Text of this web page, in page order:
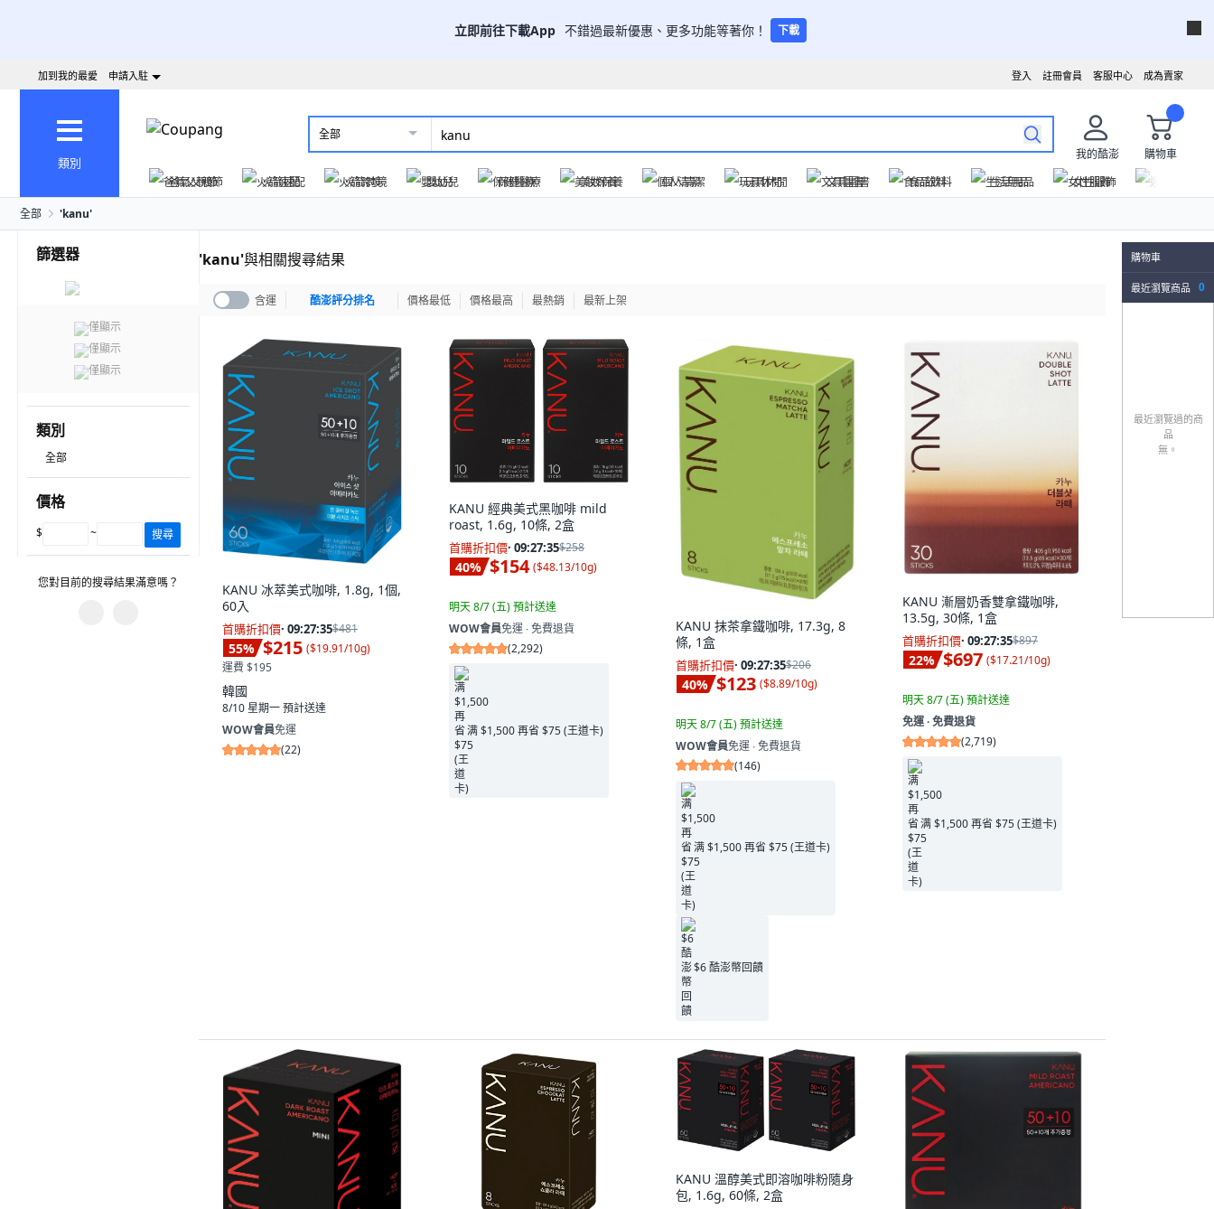
立即前往下載App 不錯過最新優惠、更多功能等著你！ 下載
成為賣家
客服中心
註冊會員
登入
加到我的最愛 申請入駐
類別
全部
我的酷澎
購物車
爸氣父親節
火箭速配 火箭跨境 嬰幼兒 保健醫療 美妝保養 個人清潔 玩具休閒 文具圖書 食品飲料 生活用品 女性服飾
購物車
最近瀏覽商品 0
最近瀏覽過的商
品
無。
全部 'kanu'
篩選器
僅顯示
僅顯示
僅顯示
類別
全部
價格
$ ~ 搜尋
您對目前的搜尋結果滿意嗎？
'kanu'與相關搜尋結果
含運 酷澎評分排名 價格最低 價格最高 最熱銷 最新上架
KANU 冰萃美式咖啡, 1.8g, 1個,
60入
首購折扣價· 09:27:34$481
55% $215 ($19.91/10g)
運費 $195
韓國
8/10 星期一預計送達
WOW會員免運
(22)
KANU 經典美式黑咖啡 mild
roast, 1.6g, 10條, 2盒
首購折扣價· 09:27:34$258
40% $154 ($48.13/10g)
明天 8/7 (五)預計送達
WOW會員免運 ∙ 免費退貨
(2,292)
满 $1,500 再省 $75 (王道卡)
KANU 抹茶拿鐵咖啡, 17.3g, 8
條, 1盒
首購折扣價· 09:27:34$206
40% $123 ($8.89/10g)
明天 8/7 (五)預計送達
WOW會員免運 ∙ 免費退貨
(146)
满 $1,500 再省 $75 (王道卡)
$6 酷澎幣回饋
KANU 漸層奶香雙拿鐵咖啡,
13.5g, 30條, 1盒
首購折扣價· 09:27:34$897
22% $697 ($17.21/10g)
明天 8/7 (五)預計送達
免運 ∙ 免費退貨
(2,719)
满 $1,500 再省 $75 (王道卡)
KANU 溫醇美式即溶咖啡粉隨身
包, 1.6g, 60條, 2盒